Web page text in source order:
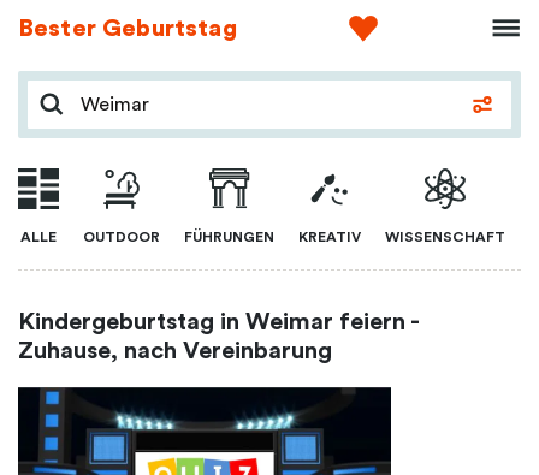
Bester Geburtstag
ALLE OUTDOOR FÜHRUNGEN KREATIV WISSENSCHAFT
Kindergeburtstag in Weimar feiern -
Zuhause, nach Vereinbarung